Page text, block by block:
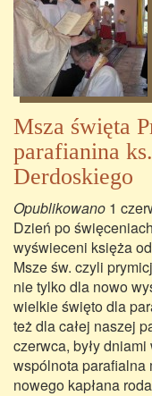
Msza święta
parafianina
Derdoskiego
Opublikowano 1
Dzień po
wyświeceni księża
Msze św. czyli
nie tylko dla nowo
wielkie święto dla
też dla całej naszej
czerwca, były
wspólnota parafialna
nowego kapłana